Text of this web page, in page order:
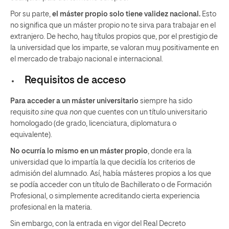
Por su parte, el máster propio solo tiene validez nacional. Esto
no significa que un máster propio no te sirva para trabajar en el
extranjero. De hecho, hay títulos propios que, por el prestigio de
la universidad que los imparte, se valoran muy positivamente en
el mercado de trabajo nacional e internacional.
Requisitos de acceso
Para acceder a un máster universitario siempre ha sido
requisito sine qua non que cuentes con un título universitario
homologado (de grado, licenciatura, diplomatura o
equivalente).
No ocurría lo mismo en un máster propio, donde era la
universidad que lo impartía la que decidía los criterios de
admisión del alumnado. Así, había másteres propios a los que
se podía acceder con un título de Bachillerato o de Formación
Profesional, o simplemente acreditando cierta experiencia
profesional en la materia.
Sin embargo, con la entrada en vigor del Real Decreto